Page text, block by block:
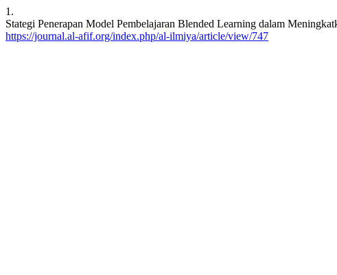
1.
Stategi Penerapan Model Pembelajaran Blended Learning dalam
https://journal.al-afif.org/index.php/al-ilmiya/article/view/747